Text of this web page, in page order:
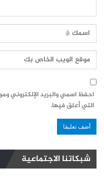
احفظ اسمي والبريد الإلكتروني
التي أعلق فيها.
شبكاتنا الاجتماعية